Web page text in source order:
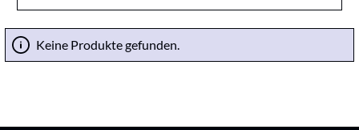
Keine Produkte gefunden.